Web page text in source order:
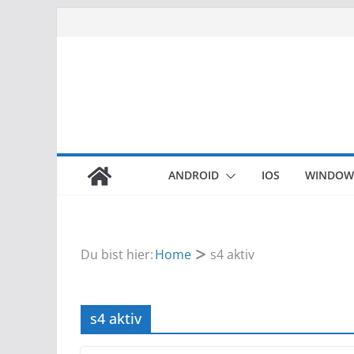
ANDROID IOS
Du bist hier:Home s4 aktiv
s4 aktiv